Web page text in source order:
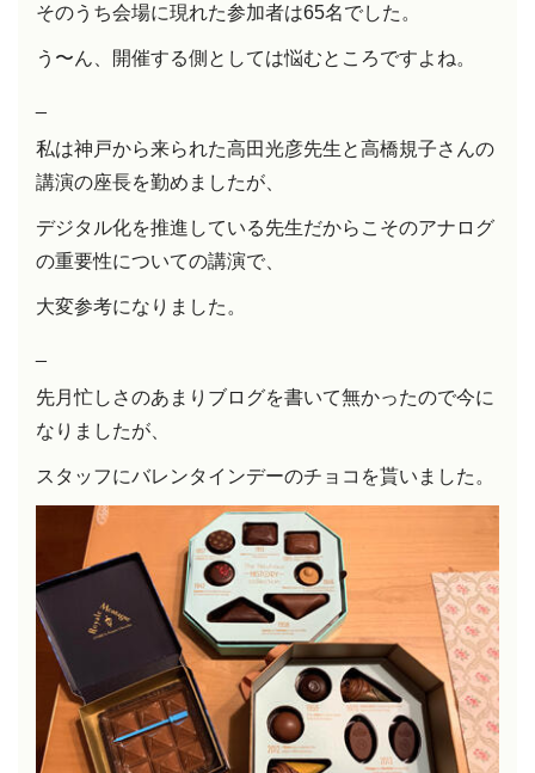
そのうち会場に現れた参加者は65名でした。
う〜ん、開催する側としては悩むところですよね。
私は神戸から来られた高田光彦先生と高橋規子さんの
講演の座長を勤めましたが、
デジタル化を推進している先生だからこそのアナログ
の重要性についての講演で、
大変参考になりました。
先月忙しさのあまりブログを書いて無かったので今に
なりましたが、
スタッフにバレンタインデーのチョコを貰いました。